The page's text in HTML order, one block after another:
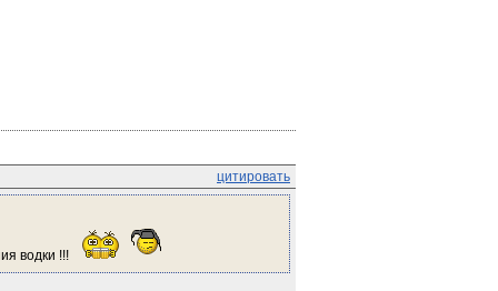
цитировать
водки !!!